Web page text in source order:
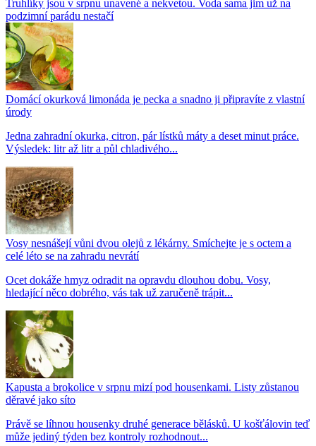
Truhlíky jsou v srpnu unavené a nekvetou. Voda sama jim už na
podzimní parádu nestačí
Domácí okurková limonáda je pecka a snadno ji připravíte z vlastní
úrody
Jedna zahradní okurka, citron, pár lístků máty a deset minut práce.
Výsledek: litr až litr a půl chladivého...
Vosy nesnášejí vůni dvou olejů z lékárny. Smíchejte je s octem a
celé léto se na zahradu nevrátí
Ocet dokáže hmyz odradit na opravdu dlouhou dobu. Vosy,
hledající něco dobrého, vás tak už zaručeně trápit...
Kapusta a brokolice v srpnu mizí pod housenkami. Listy zůstanou
děravé jako síto
Právě se líhnou housenky druhé generace bělásků. U košťálovin teď
může jediný týden bez kontroly rozhodnout...